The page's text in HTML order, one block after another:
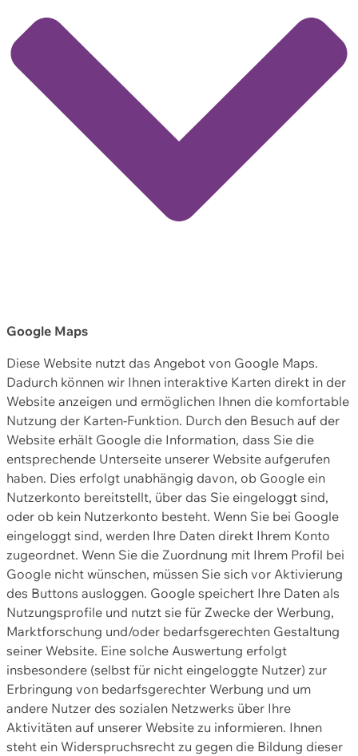
Google Maps
Diese Website nutzt das Angebot von Google Maps.
Dadurch können wir Ihnen interaktive Karten direkt in der
Website anzeigen und ermöglichen Ihnen die komfortable
Nutzung der Karten-Funktion. Durch den Besuch auf der
Website erhält Google die Information, dass Sie die
entsprechende Unterseite unserer Website aufgerufen
haben. Dies erfolgt unabhängig davon, ob Google ein
Nutzerkonto bereitstellt, über das Sie eingeloggt sind,
oder ob kein Nutzerkonto besteht. Wenn Sie bei Google
eingeloggt sind, werden Ihre Daten direkt Ihrem Konto
zugeordnet. Wenn Sie die Zuordnung mit Ihrem Profil bei
Google nicht wünschen, müssen Sie sich vor Aktivierung
des Buttons ausloggen. Google speichert Ihre Daten als
Nutzungsprofile und nutzt sie für Zwecke der Werbung,
Marktforschung und/oder bedarfsgerechten Gestaltung
seiner Website. Eine solche Auswertung erfolgt
insbesondere (selbst für nicht eingeloggte Nutzer) zur
Erbringung von bedarfsgerechter Werbung und um
andere Nutzer des sozialen Netzwerks über Ihre
Aktivitäten auf unserer Website zu informieren. Ihnen
steht ein Widerspruchsrecht zu gegen die Bildung dieser